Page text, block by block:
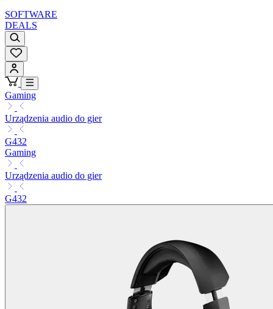
SOFTWARE
DEALS
Gaming
Urządzenia audio do gier
G432
Gaming
Urządzenia audio do gier
G432